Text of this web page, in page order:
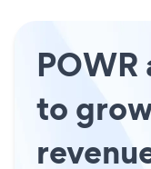
POWR
to